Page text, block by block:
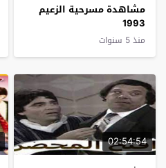
مشاهدة مسرحية الزعيم
1993
منذ 5 سنوات
02:54:54